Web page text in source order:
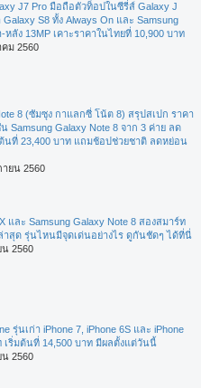
J7 Pro มือถือตัวท็อปในซีรี่ส์ Galaxy J
S8 ทั้ง Always On และ Samsung
ลัง 13MP เคาะราคาในไทยที่ 10,900 บาท
ม 2560
8 (ซัมซุง กาแลกซี่ โน้ต 8) สรุปสเปก ราคา
Samsung Galaxy Note 8 จาก 3 ค่าย ลด
นที่ 23,400 บาท แถมช้อปช่วยชาติ ลดหย่อน
ยน 2560
และ Samsung Galaxy Note 8 สองสมาร์ท
าสุด รุ่นไหนมีจุดเด่นอย่างไร ดูกันชัดๆ ได้ที่นี่
2560
รุ่นเก่า iPhone 7, iPhone 6S และ iPhone
เริ่มต้นที่ 14,500 บาท มีผลตั้งแต่วันนี้
2560